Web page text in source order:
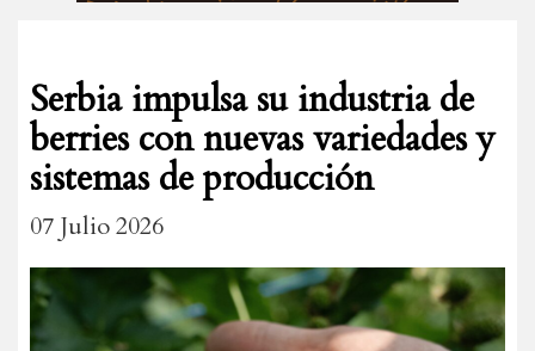
Serbia impulsa su industria de
berries con nuevas variedades y
sistemas de producción
07 Julio 2026